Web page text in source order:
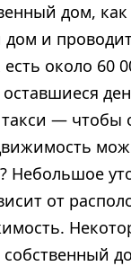
дом,
и
около 60
—
Небольшое
от